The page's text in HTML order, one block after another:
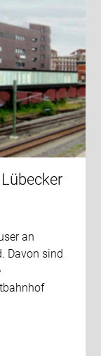
an
Davon sind